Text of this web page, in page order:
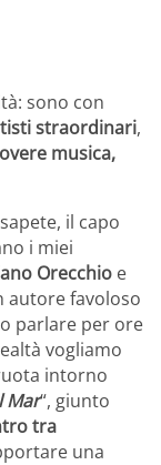
sono con
straordinari,
musica,
il capo
i miei
Orecchio e
autore favoloso
parlare per ore
vogliamo
intorno
Mar“, giunto
tra
una